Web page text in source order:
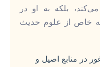
بلکه به او در
خاص از علوم حدیث
در منابع اصیل و